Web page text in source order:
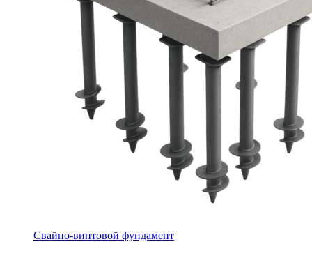
Свайно-винтовой фундамент